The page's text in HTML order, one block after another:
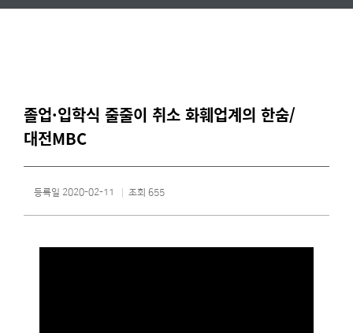
졸업·입학식 줄줄이 취소 화훼업계의 한숨/
대전MBC
등록일 2020-02-11 조회 655